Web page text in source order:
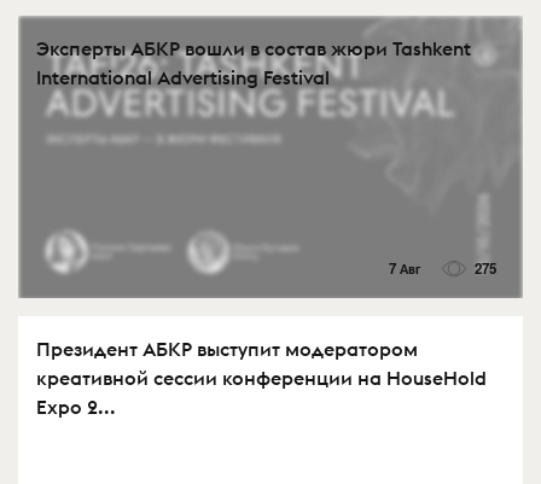
Эксперты АБКР вошли в состав жюри Tashkent
International Advertising Festival
7 Авг 275
Президент АБКР выступит модератором
креативной сессии конференции на HouseHold
Expo 2...